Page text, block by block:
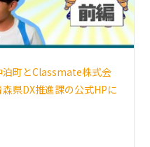
町とClassmate株式会
県DX推進課の公式HPに